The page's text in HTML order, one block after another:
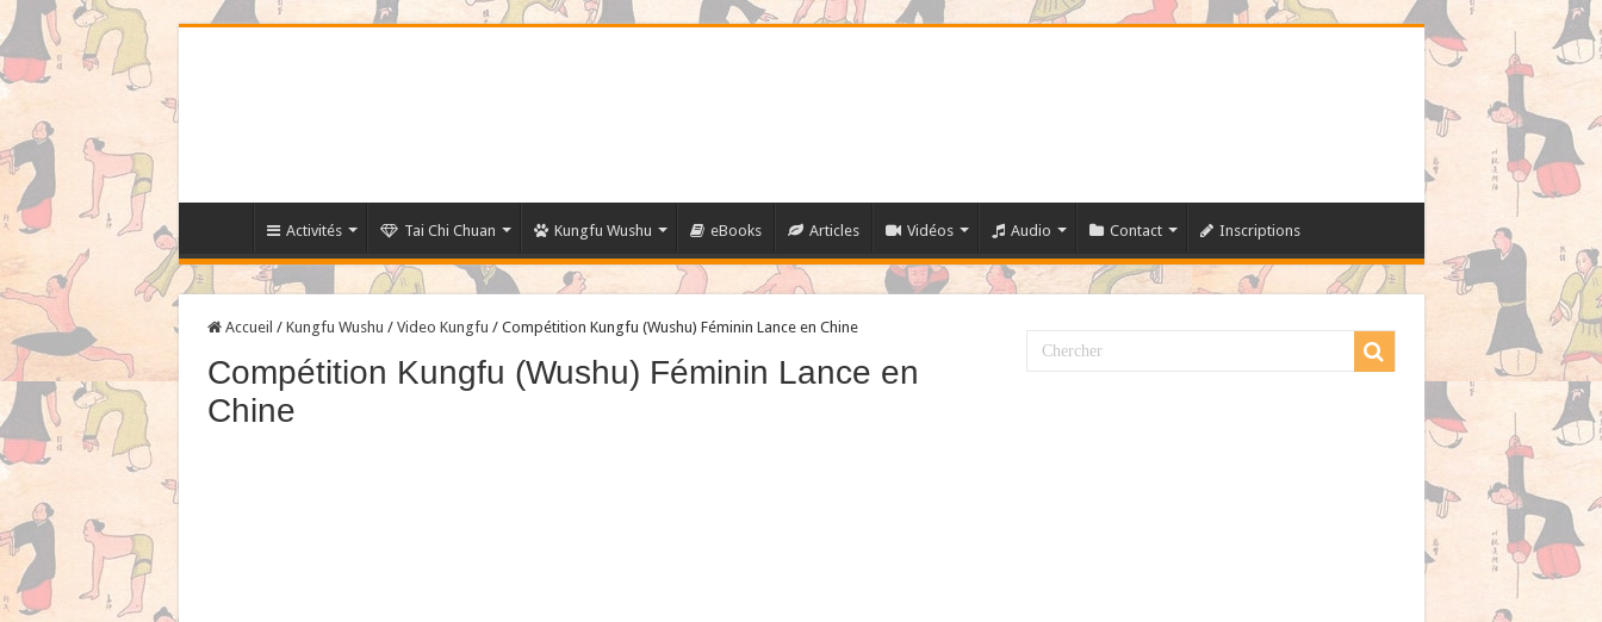
Activités Tai Chi Chuan Kungfu Wushu eBooks Articles Vidéos Audio Contact Inscriptions
Accueil / Kungfu Wushu / Video Kungfu / Compétition Kungfu (Wushu) Féminin Lance en Chine
Compétition Kungfu (Wushu) Féminin Lance en
Chine